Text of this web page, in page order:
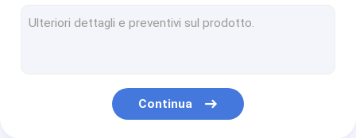
Macchina di HIFU
Continua